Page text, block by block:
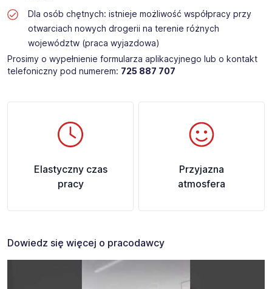
Dla osób chętnych: istnieje możliwość współpracy przy
otwarciach nowych drogerii na terenie różnych
województw (praca wyjazdowa)
Prosimy o wypełnienie formularza aplikacyjnego lub o kontakt
telefoniczny pod numerem: 725 887 707
Elastyczny czas
pracy
Przyjazna
atmosfera
Dowiedz się więcej o pracodawcy